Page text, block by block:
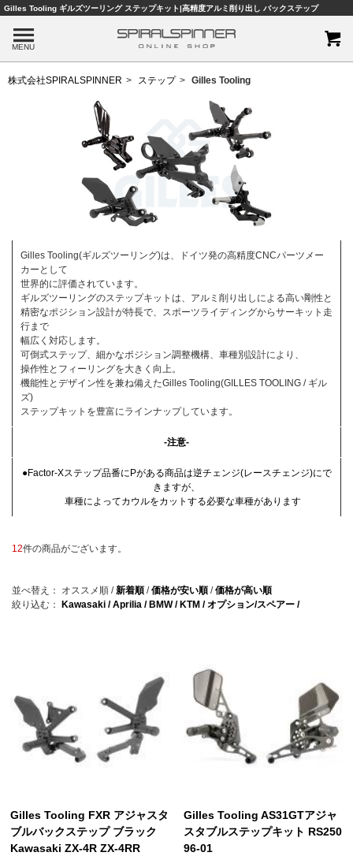
Gilles Tooling ギルズツーリング ステップキット|高精度アルミ削り出し バックステップ
MENU
株式会社SPIRALSPINNER ステップ Gilles Tooling
Gilles Tooling(ギルズツーリング)は、ドイツ発の高精度CNCパーツメー
カーとして
世界的に評価されています。
ギルズツーリングのステップキットは、アルミ削り出しによる高い剛性と
精密なポジション設計が特長で、スポーツライディングからサーキット走
行まで
幅広く対応します。
可倒式ステップ、細かなポジション調整機構、車種別設計により、
操作性とフィーリングを大きく向上。
機能性とデザイン性を兼ね備えたGilles Tooling(GILLES TOOLING / ギル
ズ)
ステップキットを豊富にラインナップしています。
-注意-
●Factor-Xステップ品番にPがある商品は逆チェンジ(レースチェンジ)にで
きますが、
車種によってカウルをカットする必要な車種があります
12件の商品がございます。
並べ替え： オススメ順 /新着順 /価格が安い順 /価格が高い順
絞り込む：
Kawasaki / Aprilia / BMW / KTM / オプション/スペアー /
Gilles Tooling FXR アジャスタ
ブルバックステップ ブラック
Kawasaki ZX-4R ZX-4RR
Gilles Tooling AS31GTアジャ
スタブルステップキット RS250
96-01